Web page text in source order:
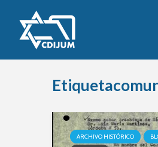
ARCHIVO HISTÓRICO